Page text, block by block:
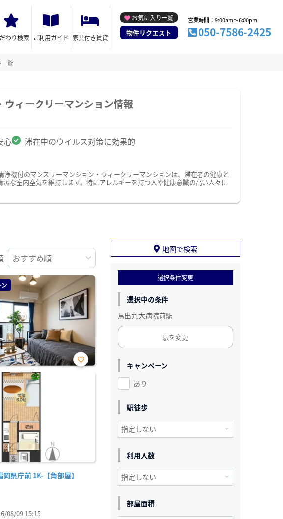
わり検索 ご利用ガイド 家具付き賃貸
お気に入り一覧
物件リクエスト
営業時間：9:00am～6:00pm
050-7586-2425
一覧
ィークリーマンション情報
心 滞在中のウイルス対策に効果的
機付のマンスリーマンション・ウィークリーマンションは、滞在者の健康と
な室内空気を維持します。特にアレルギーを持つ人や健康意識の高い人々に
ン
県庁前 1K-【角部屋】
お気
08/09 15:15
地図で検索
選択条件変更
選択中の条件
馬出九大病院前駅
駅を変更
キャンペーン
あり
駅徒歩
利用人数
部屋面積